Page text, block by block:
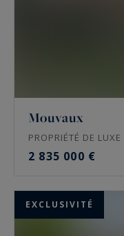
Mouvaux
PROPRIÉTÉ DE LUXE
2 835 000 €
EXCLUSIVITÉ